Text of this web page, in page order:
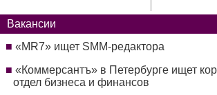
Вакансии
«MR7» ищет SMM-редактора
«Коммерсантъ» в Петербурге ищет
отдел бизнеса и финансов